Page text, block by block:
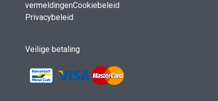
vermeldingenCookiebeleid
Privacybeleid
Veilige betaling